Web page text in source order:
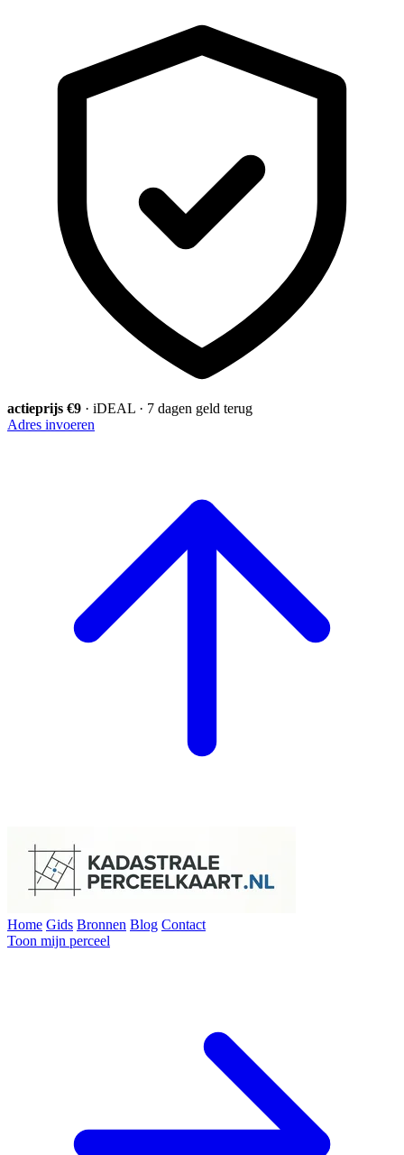
actieprijs €9 · iDEAL · 7 dagen geld terug
Adres invoeren
Home Gids Bronnen Blog Contact
Toon mijn perceel